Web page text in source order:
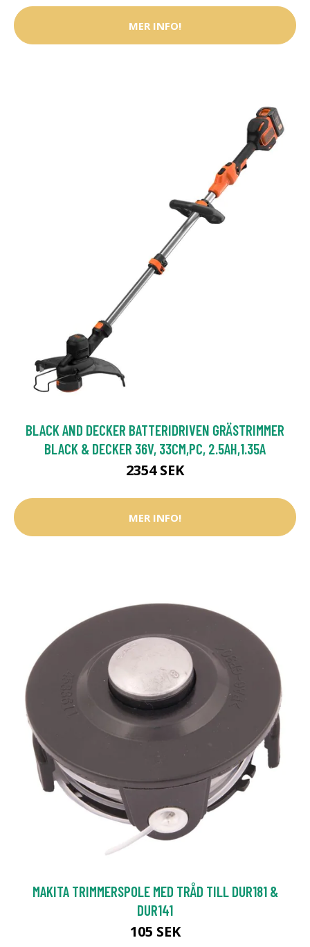
MER INFO!
BLACK AND DECKER BATTERIDRIVEN GRÄSTRIMMER
BLACK & DECKER 36V, 33CM,PC, 2.5AH,1.35A
2354 SEK
MER INFO!
MAKITA TRIMMERSPOLE MED TRÅD TILL DUR181 &
DUR141
105 SEK